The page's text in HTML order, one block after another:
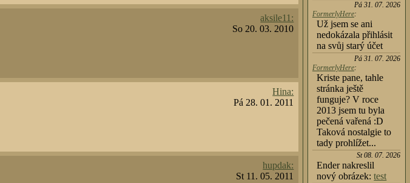
aksile11:
So 20. 03. 2010
Hina:
Pá 28. 01. 2011
hupdak:
St 11. 05. 2011
Pá 31. 07. 2026
FormerlyHere:
Už jsem se ani
nedokázala přihlásit
na svůj starý účet
Pá 31. 07. 2026
FormerlyHere:
Kriste pane, tahle
stránka ještě
funguje? V roce
2013 jsem tu byla
pečená vařená :D
Taková nostalgie to
tady prohlížet...
St 08. 07. 2026
Ender nakreslil
nový obrázek:test